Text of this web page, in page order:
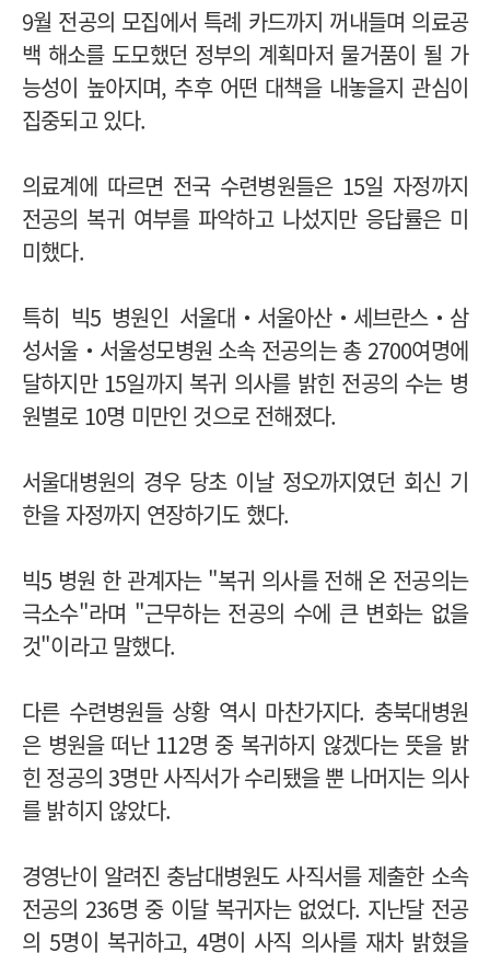
9월 전공의 모집에서 특례 카드까지 꺼내들며 의료공
백 해소를 도모했던 정부의 계획마저 물거품이 될 가
능성이 높아지며, 추후 어떤 대책을 내놓을지 관심이
집중되고 있다.
의료계에 따르면 전국 수련병원들은 15일 자정까지
전공의 복귀 여부를 파악하고 나섰지만 응답률은 미
미했다.
특히 빅5 병원인 서울대‧서울아산‧세브란스‧삼
성서울‧서울성모병원 소속 전공의는 총 2700여명에
달하지만 15일까지 복귀 의사를 밝힌 전공의 수는 병
원별로 10명 미만인 것으로 전해졌다.
서울대병원의 경우 당초 이날 정오까지였던 회신 기
한을 자정까지 연장하기도 했다.
빅5 병원 한 관계자는 "복귀 의사를 전해 온 전공의는
극소수"라며 "근무하는 전공의 수에 큰 변화는 없을
것"이라고 말했다.
다른 수련병원들 상황 역시 마찬가지다. 충북대병원
은 병원을 떠난 112명 중 복귀하지 않겠다는 뜻을 밝
힌 정공의 3명만 사직서가 수리됐을 뿐 나머지는 의사
를 밝히지 않았다.
경영난이 알려진 충남대병원도 사직서를 제출한 소속
전공의 236명 중 이달 복귀자는 없었다. 지난달 전공
의 5명이 복귀하고, 4명이 사직 의사를 재차 밝혔을